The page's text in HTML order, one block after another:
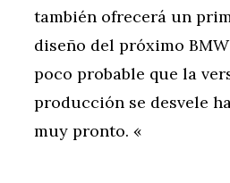
también ofrecerá un
diseño del próximo
poco probable que la
producción se desvele
muy pronto. «